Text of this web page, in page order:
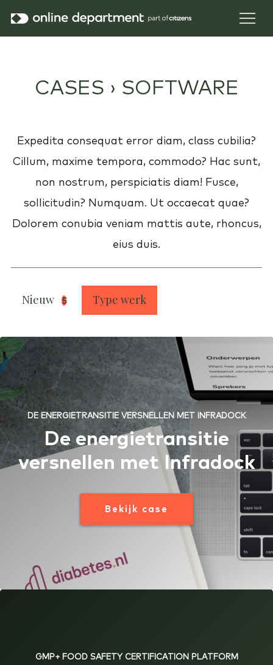
CASES › SOFTWARE
Expedita consequat error diam, class cubilia?
Cillum, maxime tempora, commodo? Hac sunt,
non nostrum, perspiciatis diam! Fusce,
sollicitudin? Numquam. Ut occaecat quae?
Dolorem conubia veniam mattis aute, rhoncus,
eius duis.
Nieuw 5 Type werk
DE ENERGIETRANSITIE VERSNELLEN MET INFRADOCK
De energietransitie
versnellen met Infradock
Bekijk case
GMP+ FOOD SAFETY CERTIFICATION PLATFORM